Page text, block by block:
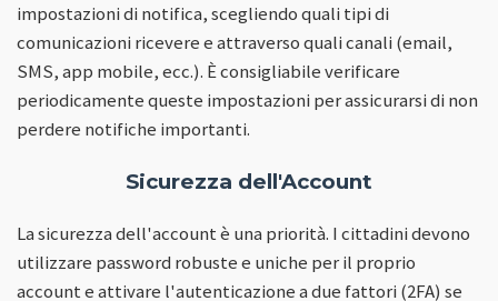
impostazioni di notifica, scegliendo quali tipi di
comunicazioni ricevere e attraverso quali canali (email,
SMS, app mobile, ecc.). È consigliabile verificare
periodicamente queste impostazioni per assicurarsi di non
perdere notifiche importanti.
Sicurezza dell'Account
La sicurezza dell'account è una priorità. I cittadini devono
utilizzare password robuste e uniche per il proprio
account e attivare l'autenticazione a due fattori (2FA) se